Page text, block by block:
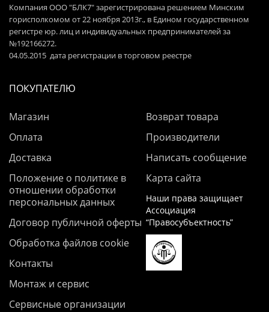
Компания ООО "БЛК7" зарегистрирована решением Минским
горисполкомом от 22 ноября 2013г., в Едином государственном
регистре юр. лиц и индивидуальных предпринимателей за
№192166272.
04.05.2015 дата регистрации в торговом реестре
ПОКУПАТЕЛЮ
Магазин
Оплата
Доставка
Положение о политике в
отношении обработки
персональных данных
Договор публичной оферты
Обработка файлов cookie
Контакты
Монтаж и сервис
Сервисные организации
Возврат товара
Производители
Написать сообщение
Карта сайта
Наши права защищает
Ассоциация
“Правосубъектность”